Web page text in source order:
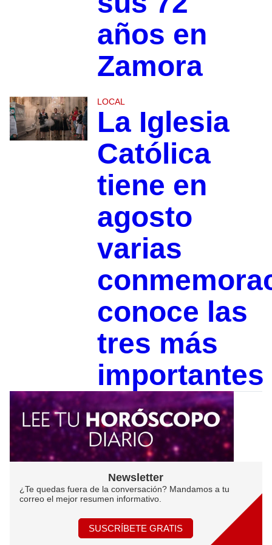
años en
Zamora
LOCAL
La Iglesia
Católica
tiene en
agosto
varias
conoce las
tres más
importantes
Newsletter
¿Te quedas fuera de la conversación? Mandamos a tu
correo el mejor resumen informativo.
SUSCRÍBETE GRATIS